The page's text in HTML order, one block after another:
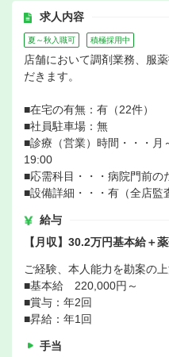
求人内容
夏～秋入職可 積極採用中
店舗において調剤業務、服
だきます。
■在宅の有無：有（22件）
■社員駐車場：無
■診療（営業）時間・・・月
19:00
■応需科目・・・病院門前の
■設備詳細・・・有（全店監
給与
【月収】30.2万円基本給＋
ご経験、本人能力を勘案の
■基本給 220,000円～
■賞与：年2回
■昇給：年1回
手当